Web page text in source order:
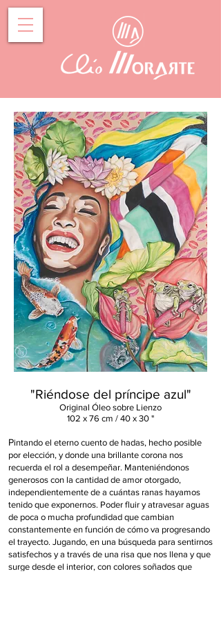
"Riéndose del príncipe azul"
Original Óleo sobre Lienzo
102 x 76 cm / 40 x 30 "
Pintando el eterno cuento de hadas, hecho posible
por elección, y donde una brillante corona nos
recuerda el rol a desempeñar. Manteniéndonos
generosos con la cantidad de amor otorgado,
independientemente de a cuántas ranas hayamos
tenido que exponernos. Poder fluir y atravesar aguas
de poca o mucha profundidad que cambian
constantemente en función de cómo va progresando
el trayecto. Jugando, en una búsqueda para sentirnos
satisfechos y a través de una risa que nos llena y que
surge desde el interior, con colores soñados que